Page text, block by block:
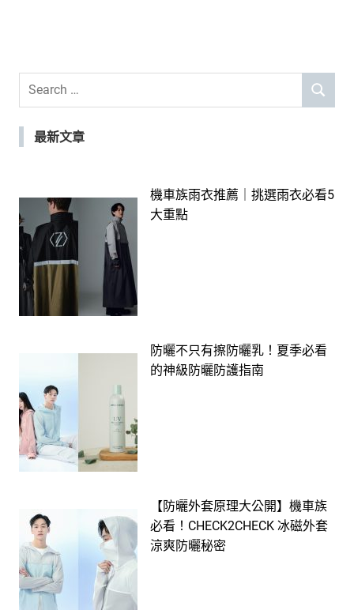
Search
SEARCH
最新文章
機車族雨衣推薦｜挑選雨衣必看5
大重點
防曬不只有擦防曬乳！夏季必看
的神級防曬防護指南
【防曬外套原理大公開】機車族
必看！CHECK2CHECK 冰磁外套
涼爽防曬秘密